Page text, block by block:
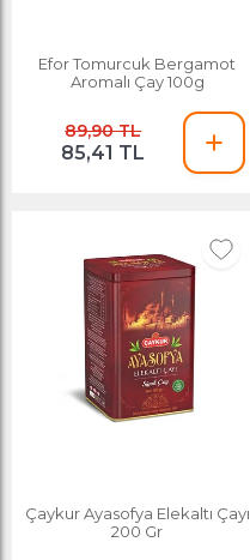
Efor Tomurcuk Bergamot
Aromalı Çay 100g
89,90 TL
85,41 TL
Çaykur Ayasofya Elekaltı Çayı
200 Gr